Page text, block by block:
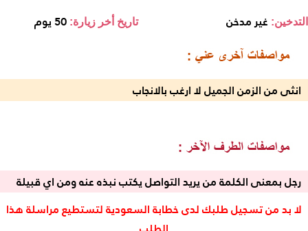
تاريخ أخر زيارة: 50 يوم التدخين: غير مدخن
انثى من الزمن الجميل لا ارغب بالانجاب
رجل بمعنى الكلمة من يريد التواصل يكتب نبذه عنه ومن اي قبيلة
لا بد من تسجيل طلبك لدى خطابة السعودية لتستطيع مراسلة هذا